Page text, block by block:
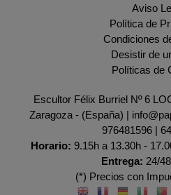
Aviso
Política de
Condiciones
Desistir de
Políticas de
Escultor Félix Burriel Nº 6
Zaragoza - (España) |
976481596 |
Horario: 9.15h a 13.30h -
Entrega: 24/
(*) Precios con